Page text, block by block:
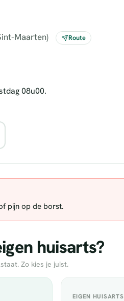
Maarten) Route
08u00.
pijn op de borst.
huisarts?
Zo kies je juist.
EIGEN HUISARTS